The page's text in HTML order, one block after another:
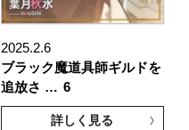
2025.2.6
ブラック魔道具師ギルドを
追放さ … 6
詳しく見る